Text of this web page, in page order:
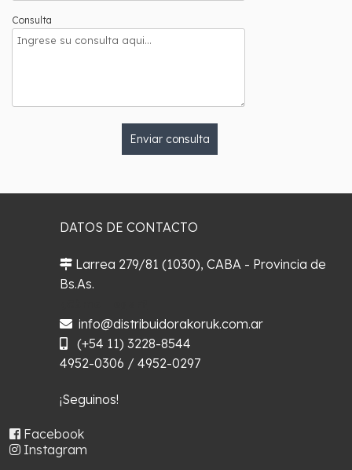
Consulta
Enviar consulta
DATOS DE CONTACTO
Larrea 279/81 (1030), CABA - Provincia de
Bs.As.
info@distribuidorakoruk.com.ar
(+54 11) 3228-8544
4952-0306 / 4952-0297
¡Seguinos!
Facebook
Instagram